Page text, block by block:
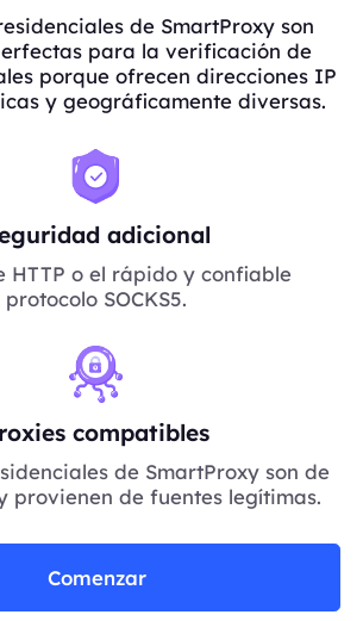
de SmartProxy son
para la verificación de
porque ofrecen direcciones IP
y geográficamente diversas.
adicional
HTTP o el rápido y confiable
protocolo SOCKS5.
compatibles
de SmartProxy son de
provienen de fuentes legítimas.
Comenzar